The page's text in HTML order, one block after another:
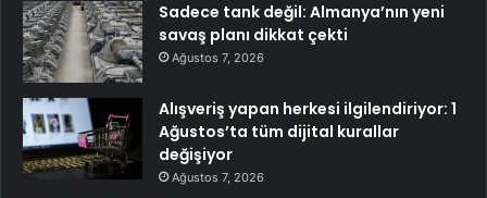
Sadece tank değil: Almanya’nın yeni
savaş planı dikkat çekti
Ağustos 7, 2026
Alışveriş yapan herkesi ilgilendiriyor: 1
Ağustos’ta tüm dijital kurallar
değişiyor
Ağustos 7, 2026